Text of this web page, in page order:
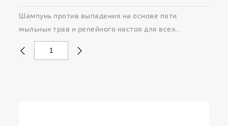
Шампунь против выпадения на основе пяти
мыльных трав и репейного настоя для всех...